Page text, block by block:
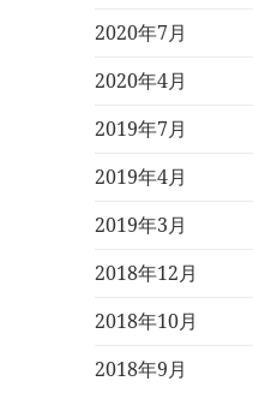
2020年7月
2020年4月
2019年7月
2019年4月
2019年3月
2018年12月
2018年10月
2018年9月